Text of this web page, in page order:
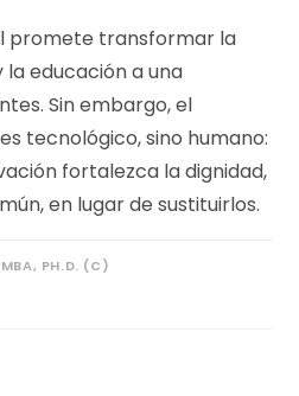
promete transformar la
educación a una
Sin embargo, el
tecnológico, sino humano:
fortalezca la dignidad,
en lugar de sustituirlos.
PH.D. (C)